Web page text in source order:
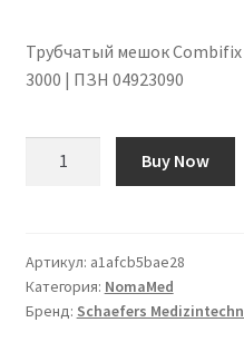
Трубчатый мешок
3000 | ПЗН 04923090
mit
Andruckplatte
|
Buy Now
Артикул: a1afcb5bae28
Категория: NomaMed
Бренд: Schaefers